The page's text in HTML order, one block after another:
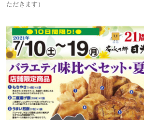
ただきます）